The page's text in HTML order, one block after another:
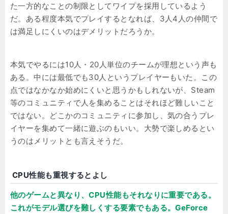
た一方的なことの制限としてワイプを採用しているよう
だ。ある程度本気でプレイするとなれば、3人4人の仲間で
は満足しにくいのはデメリットだろうか。
本気でやるには10人・20人単位のチームが理想という声も
ある。中には最低でも30人というプレイヤーもいた。この
点ではなかなか始めにくいと思うかもしれないが、Steam
等のコミュニティで人を集めることはそれほど難しいこと
ではない。どこかのコミュニティに参加し、気の合うプレ
イヤーを集めて一緒に遊ぶのもいい。大勢で楽しめるとい
うのはメリットとも言えそうだ。
CPU性能も重視するとよし
他のゲームと異なり、CPU性能もそれなりに重要である。
これがモデル選びを難しくする要素でもある。GeForce